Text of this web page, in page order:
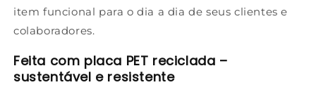
item funcional para o dia a dia de seus clientes e
colaboradores.
Feita com placa PET reciclada –
sustentável e resistente